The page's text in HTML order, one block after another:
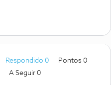
Respondido 0
Pontos 0
A Seguir 0